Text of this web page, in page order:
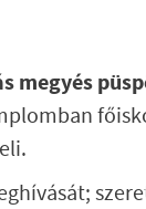
megyés